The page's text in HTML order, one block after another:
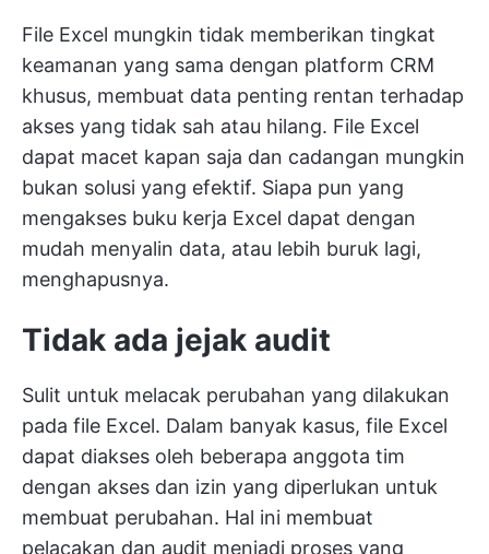
File Excel mungkin tidak memberikan tingkat
keamanan yang sama dengan platform CRM
khusus, membuat data penting rentan terhadap
akses yang tidak sah atau hilang. File Excel
dapat macet kapan saja dan cadangan mungkin
bukan solusi yang efektif. Siapa pun yang
mengakses buku kerja Excel dapat dengan
mudah menyalin data, atau lebih buruk lagi,
menghapusnya.
Tidak ada jejak audit
Sulit untuk melacak perubahan yang dilakukan
pada file Excel. Dalam banyak kasus, file Excel
dapat diakses oleh beberapa anggota tim
dengan akses dan izin yang diperlukan untuk
membuat perubahan. Hal ini membuat
pelacakan dan audit menjadi proses yang